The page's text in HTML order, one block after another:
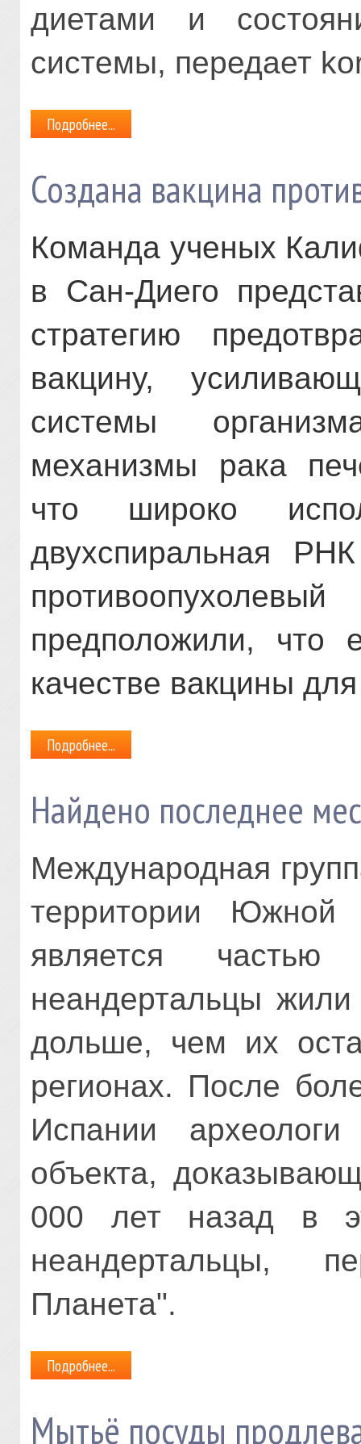
диетами и
системы, передает
Подробнее...
Создана вакцина
Команда ученых
в Сан-Диего
стратегию
вакцину,
системы
механизмы рака
что широко
двухспиральная
предположили, что
качестве вакцины
Подробнее...
Найдено последнее
Международная
территории Южной
является частью
неандертальцы
дольше, чем их
регионах. После
Испании
объекта,
000 лет назад в
неандертальцы,
Планета".
Подробнее...
Мытьё посуды